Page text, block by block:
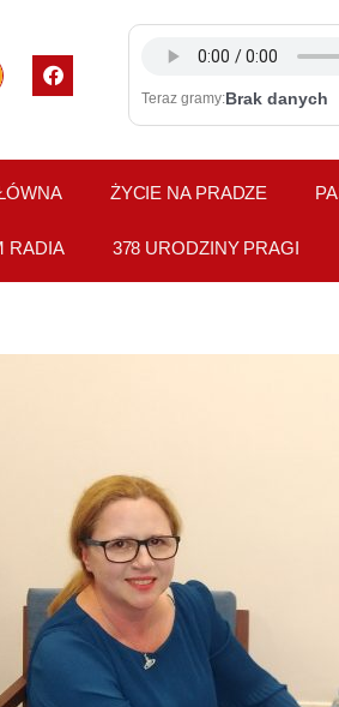
F
a
c
o
o
k
Teraz gramy:Brak danych
ŻYCIE NA PRADZE
RADIA 378 URODZINY PRAGI